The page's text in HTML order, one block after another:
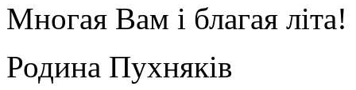
Многая Вам і благая літа!
Родина